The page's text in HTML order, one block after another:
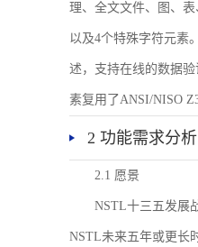
理、全文文件、图、
以及4个特殊字符元素
述，支持在线的数据
素复用了ANSI/NISO
2 功能需求分析
2.1 愿景
NSTL十三五发展
NSTL未来五年或更长